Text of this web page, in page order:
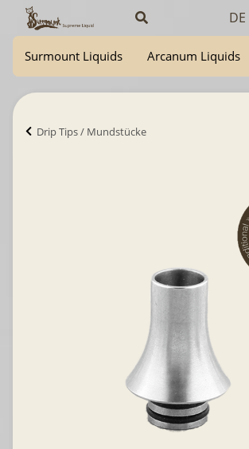
DE
Surmount Liquids Arcanum Liquids
Drip Tips / Mundstücke